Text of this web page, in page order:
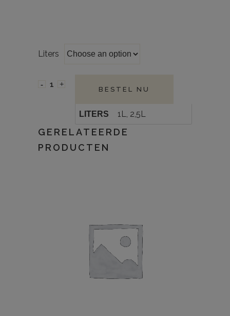
Liters
BESTEL NU
LITERS 1L, 2,5L
GERELATEERDE
PRODUCTEN